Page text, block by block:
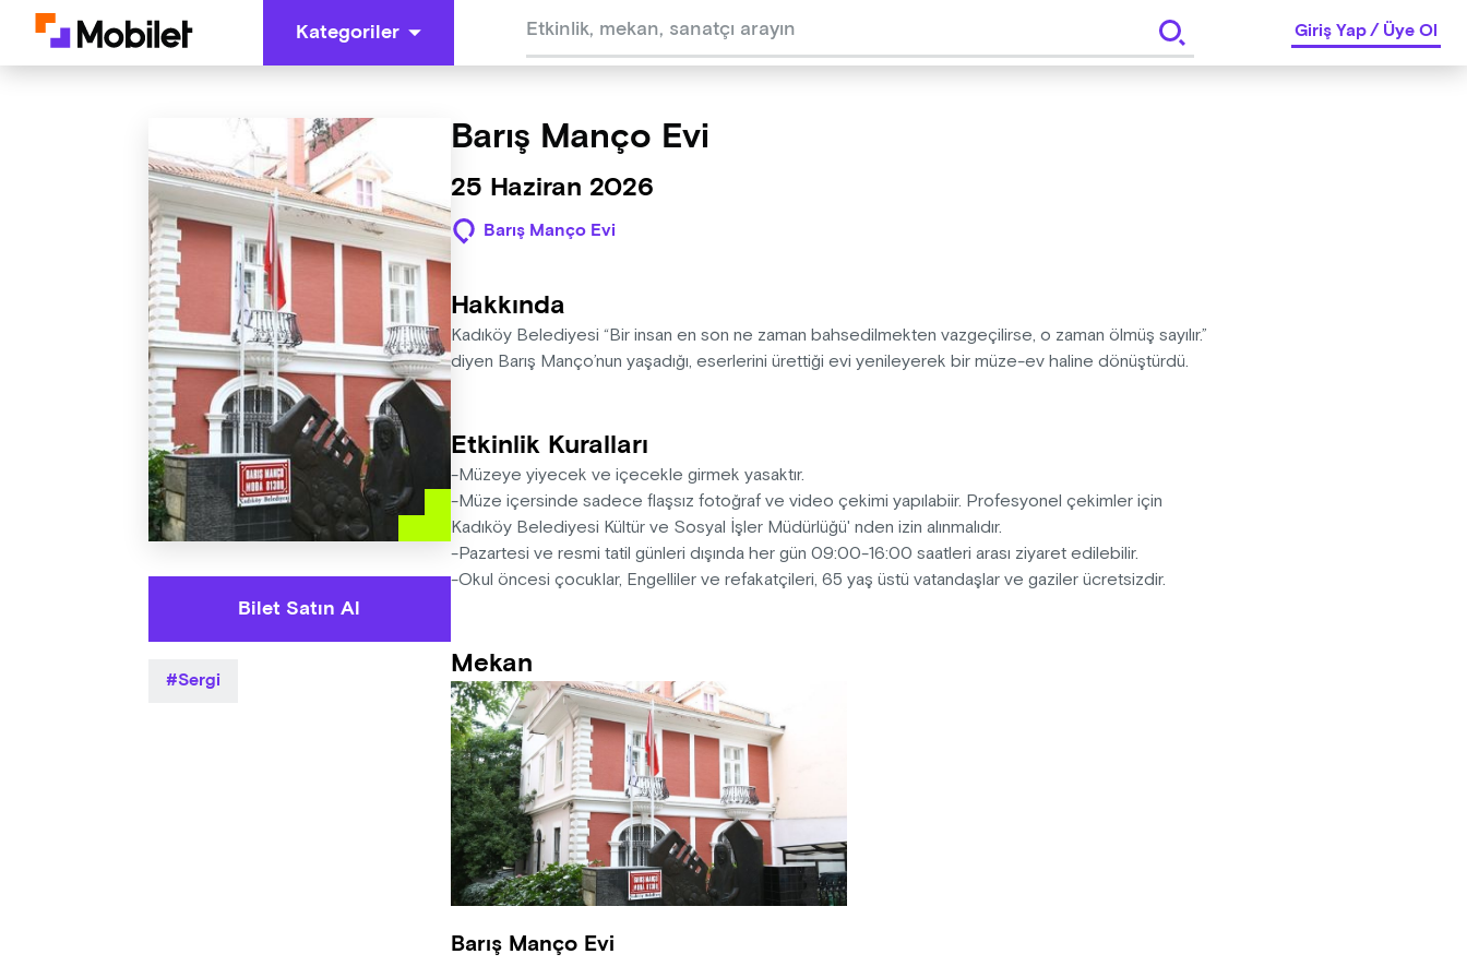
Kategoriler Giriş Yap/Üye Ol
Bilet Satın Al
Sergi
Barış Manço Evi
25 Haziran 2026
Barış Manço Evi
Hakkında
Kadıköy Belediyesi “Bir insan en son ne zaman bahsedilmekten vazgeçilirse, o zaman ölmüş sayılır.”
diyen Barış Manço’nun yaşadığı, eserlerini ürettiği evi yenileyerek bir müze-ev haline dönüştürdü.
Etkinlik Kuralları
-Müzeye yiyecek ve içecekle girmek yasaktır.
-Müze içersinde sadece flaşsız fotoğraf ve video çekimi yapılabiir. Profesyonel çekimler için
Kadıköy Belediyesi Kültür ve Sosyal İşler Müdürlüğü' nden izin alınmalıdır.
-Pazartesi ve resmi tatil günleri dışında her gün 09:00-16:00 saatleri arası ziyaret edilebilir.
-Okul öncesi çocuklar, Engelliler ve refakatçileri, 65 yaş üstü vatandaşlar ve gaziler ücretsizdir.
Mekan
Barış Manço Evi